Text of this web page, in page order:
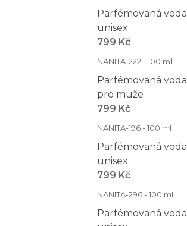
Parfémovaná voda
unisex
799 Kč
NANITA-222 - 100 ml
Parfémovaná voda
pro muže
799 Kč
NANITA-196 - 100 ml
Parfémovaná voda
unisex
799 Kč
NANITA-296 - 100 ml
Parfémovaná voda